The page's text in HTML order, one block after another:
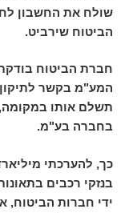
שולח את החשבון
הביטוח שירביט.
חברת הביטוח
המע"מ בקשר
תשלם אותו
בחברה בע"מ.
כך, להערכתי
בנזקי רכבים
ידי חברות הביטוח,